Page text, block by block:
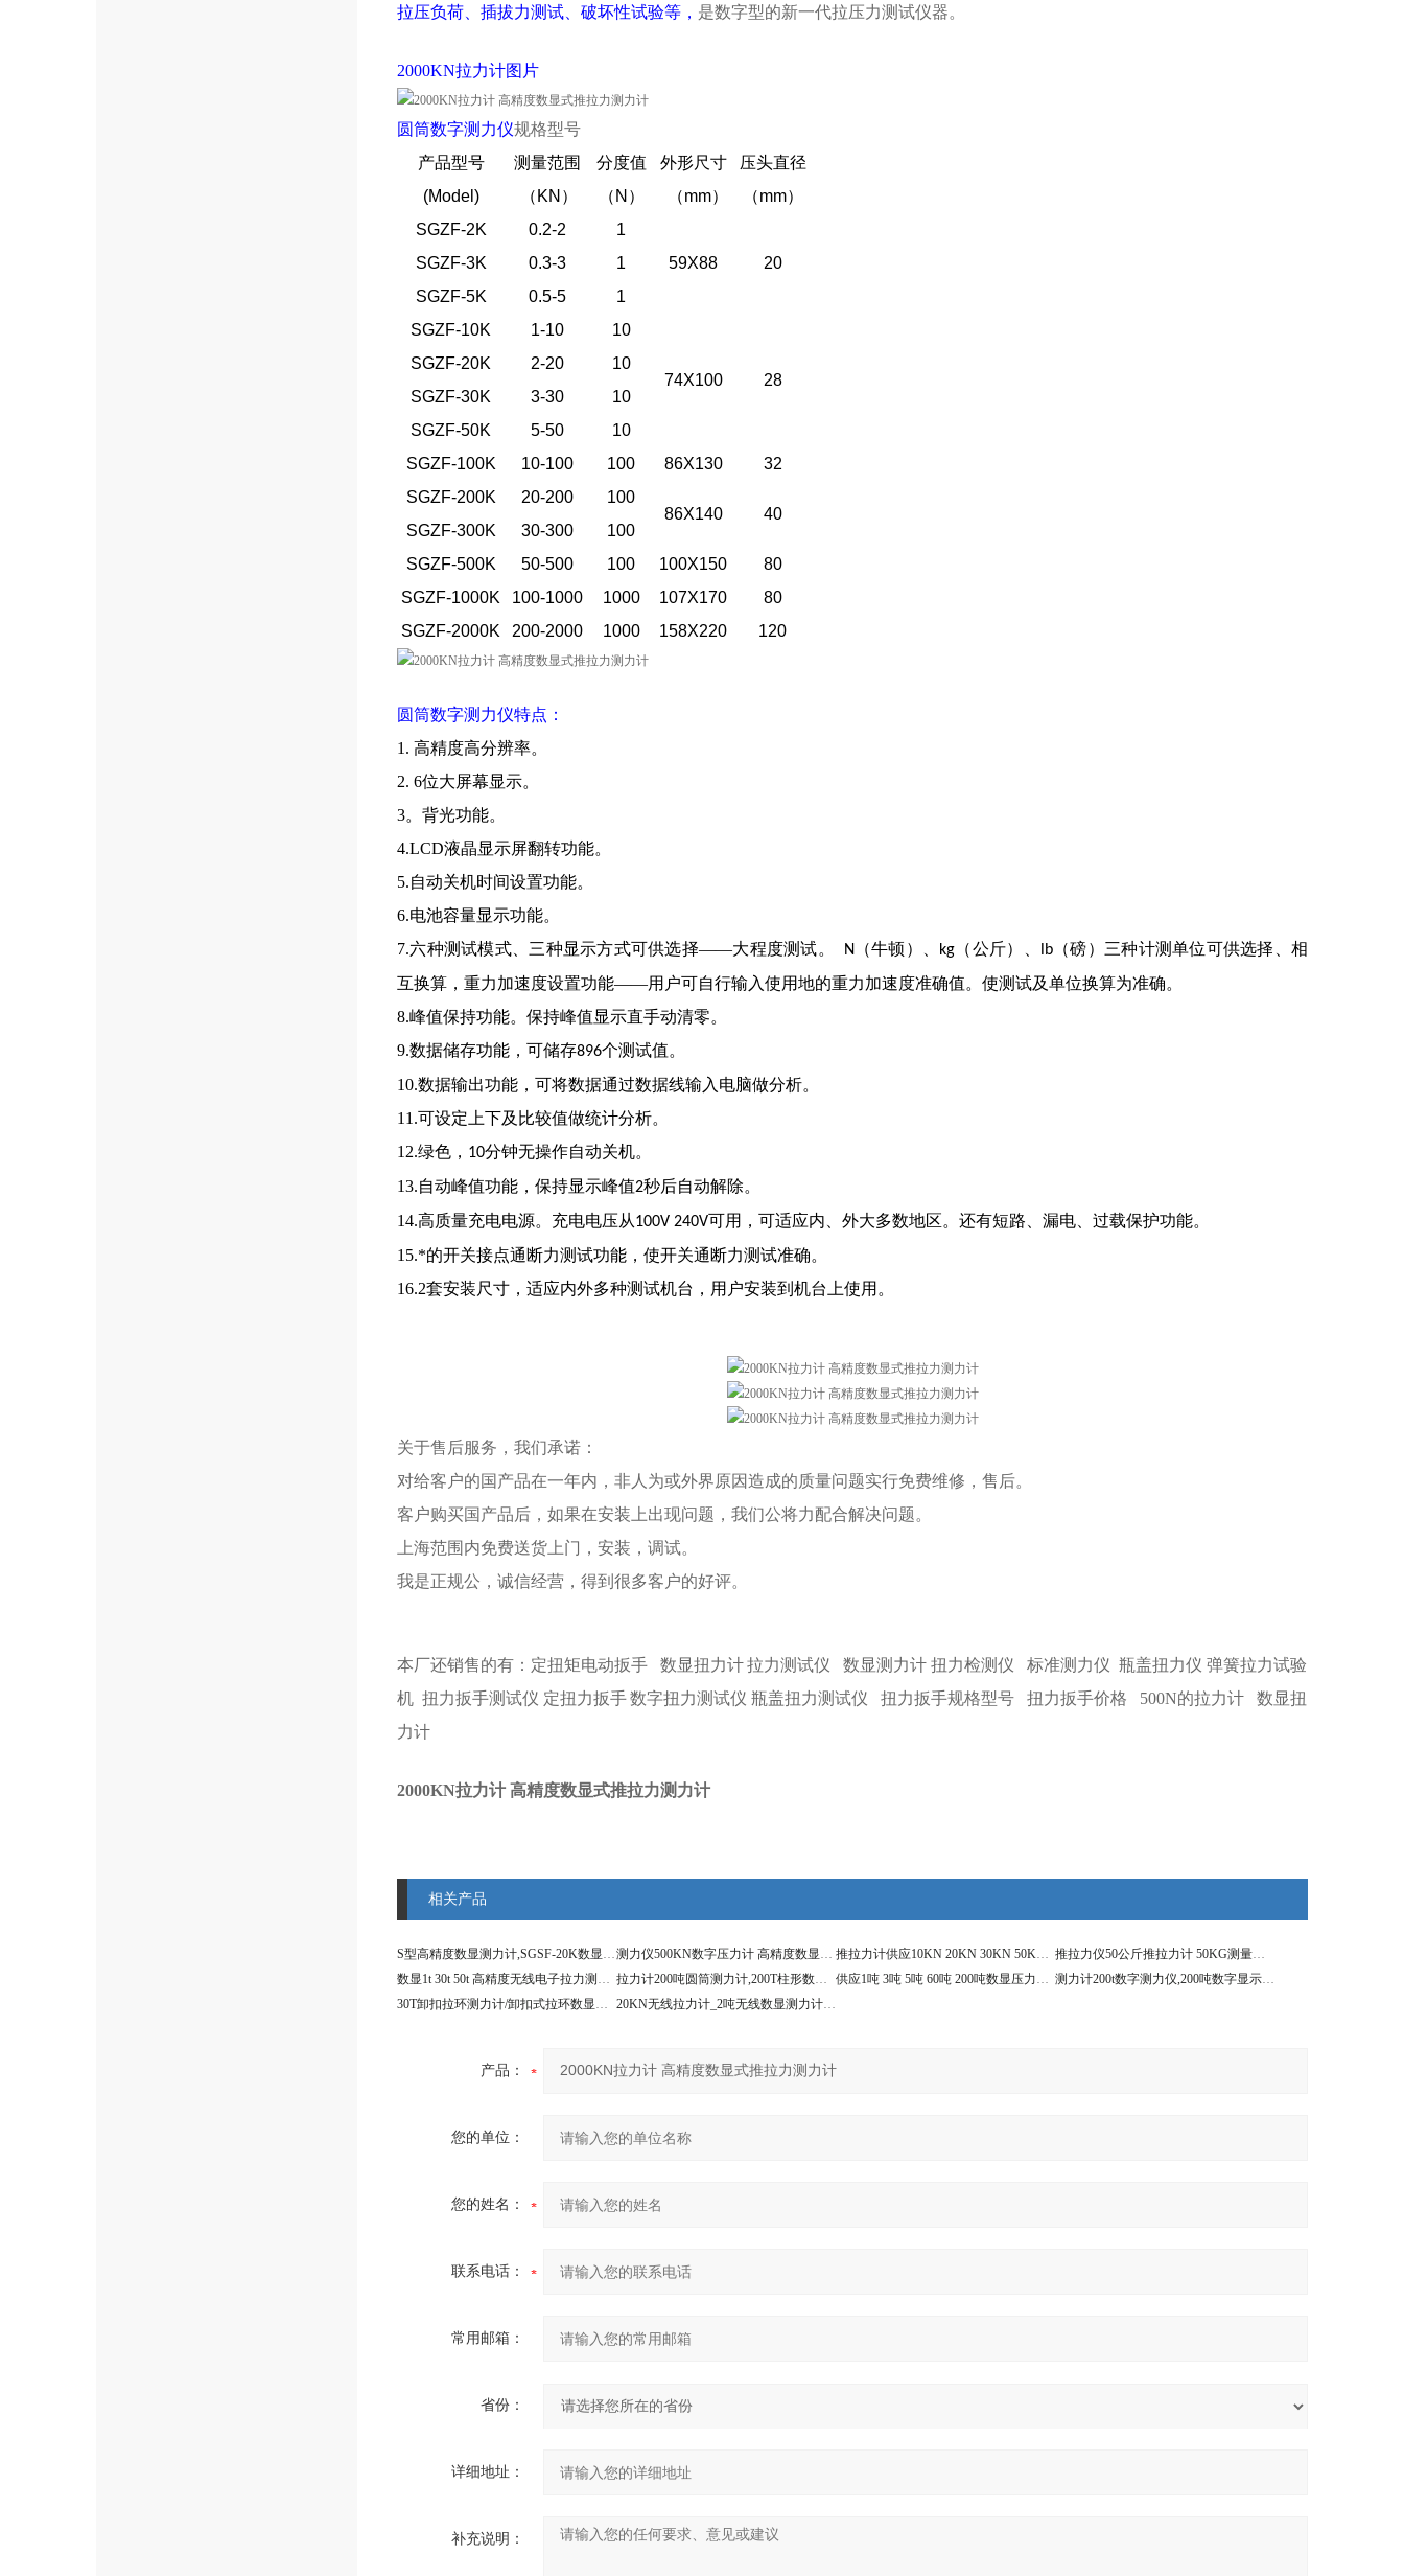
拉压负荷、插拔力测试、破坏性试验等， 是数字型的新一代拉压力测试仪器。
2000KN拉力计图片
圆筒数字测力仪规格型号
产品型号
(Model)
测量范围
（ KN ）
分度值
（N ）
外形尺寸
（mm）
压头直径
（mm）
SGZF-2K
0.2-2
1
59X88
20
SGZF-3K 0.3-3
1
SGZF-5K
0.5-5
1
SGZF-10K
1-10 10
74X100 28
SGZF-20K 2-20
10
SGZF-30K
3-30
10
SGZF-50K
5-50
10
SGZF-100K
10-100 100 86X130
32
SGZF-200K
20-200
100
86X140
40
SGZF-300K
30-300
100
SGZF-500K
50-500 100 100X150
80
SGZF-1000K
100-1000 1000 107X170
80
SGZF-2000K
200-2000 1000 158X220 120
圆筒数字测力仪特点：
1. 高精度高分辨率。
2. 6位大屏幕显示。
3。背光功能。
4.LCD液晶显示屏翻转功能。
5.自动关机时间设置功能。
6.电池容量显示功能。
7.六种测试模式、三种显示方式可供选择——大程度测试。
N（牛顿）、 kg （公斤）、 lb（磅）三种计测单位可供选择、相
互换算，重力加速度设置功能——用户可自行输入使用地的重力加速度准确值。使测试及单位换算为准确。
8.峰值保持功能。保持峰值显示直手动清零。
9.数据储存功能，可储存896个测试值。
10.数据输出功能，可将数据通过数据线输入电脑做分析。
11.可设定上下及比较值做统计分析。
12.绿色， 10分钟无操作自动关机。
13.自动峰值功能，保持显示峰值2秒后自动解除。
14.高质量充电电源。充电电压从100V 240V可用，可适应内、外大多数地区。还有短路、漏电、过载保护功能。
15.*的开关接点通断力测试功能，使开关通断力测试准确。
16.2套安装尺寸，适应内外多种测试机台，用户安装到机台上使用。
关于售后服务，我们承诺：
对给客户的国产品在一年内，非人为或外界原因造成的质量问题实行免费维修，售后。
客户购买国产品后，如果在安装上出现问题，我们公将力配合解决问题。
上海范围内免费送货上门，安装，调试。
我是正规公，诚信经营，得到很多客户的好评。
本厂还销售的有： 定扭矩电动扳手 数显扭力计拉力测试仪 数显测力计 扭力检测仪 标准测力仪 瓶盖扭力仪 弹簧拉力试验
机 扭力扳手测试仪 定扭力扳手数字扭力测试仪 瓶盖扭力测试仪 扭力扳手规格型号 扭力扳手价格 500N的拉力计
数显扭
力计
2000KN拉力计 高精度数显式推拉力测力计
相关产品
S型高精度数显测力计,SGSF-20K数显拉力表 测力仪500KN数字压力计 高精度数显S型传感器价格 推拉力计供应10KN 20KN 30KN 50KN 100KN数显测力计
推拉力仪50公斤推拉力计 50KG测量旋转轴数显测力计
数显1t 30t 50t 高精度无线电子拉力测力计
拉力计200吨圆筒测力计,200T柱形数字测力仪器价格 供应1吨 3吨 5吨 60吨 200吨数显压力测试仪
测力计200t数字测力仪,200吨数字显示无线测拉力计
30T卸扣拉环测力计/卸扣式拉环数显测力仪
20KN无线拉力计_2吨无线数显测力计价格
产品：
您的单位：
您的姓名：
联系电话：
常用邮箱：
省份：
详细地址：
补充说明：